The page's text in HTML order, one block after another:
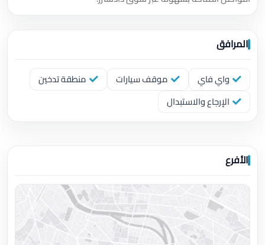
المرافق
واي فاي موقف سيارات
منطقة تدخين
الإرجاع والاستبدال
الأفرع